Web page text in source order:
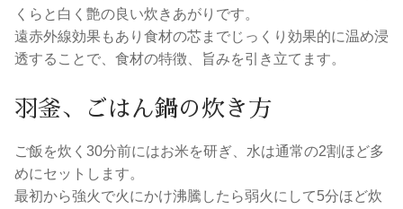
くらと白く艶の良い炊きあがりです。
遠赤外線効果もあり食材の芯までじっくり効果的に温め浸
透することで、食材の特徴、旨みを引き立てます。
羽釜、ごはん鍋の炊き方
ご飯を炊く30分前にはお米を研ぎ、水は通常の2割ほど多
めにセットします。
最初から強火で火にかけ沸騰したら弱火にして5分ほど炊